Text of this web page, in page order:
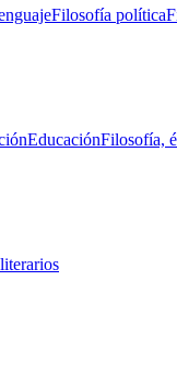
Filosofía política
EducaciónFilosofía,